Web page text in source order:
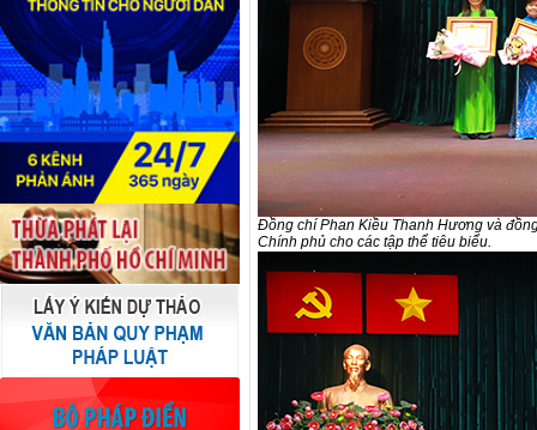
Đồng chí Phan Kiều Thanh Hương và
Chính phủ cho các tập thể tiêu biểu.